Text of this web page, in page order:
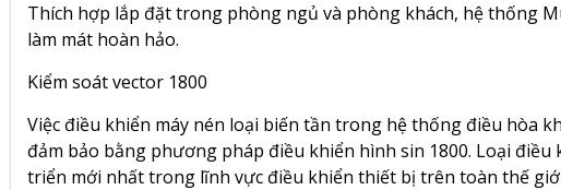
Thích hợp lắp đặt trong phòng ngủ và phòng khách, hệ thống
làm mát hoàn hảo.
Kiểm soát vector 1800
Việc điều khiển máy nén loại biến tần trong hệ thống điều hòa
đảm bảo bằng phương pháp điều khiển hình sin 1800. Loại
triển mới nhất trong lĩnh vực điều khiển thiết bị trên toàn thế